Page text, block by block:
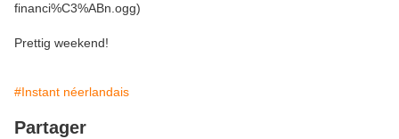
financi%C3%ABn.ogg)
Prettig weekend!
#Instant néerlandais
Partager